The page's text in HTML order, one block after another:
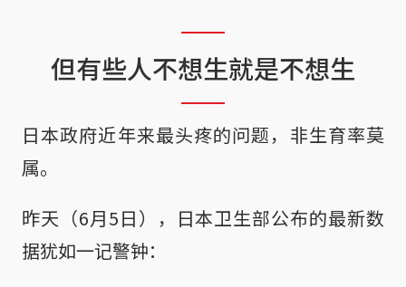
但有些人不想生就是不想生
日本政府近年来最头疼的问题，非生育率莫
属。
昨天（6月5日），日本卫生部公布的最新数
据犹如一记警钟：